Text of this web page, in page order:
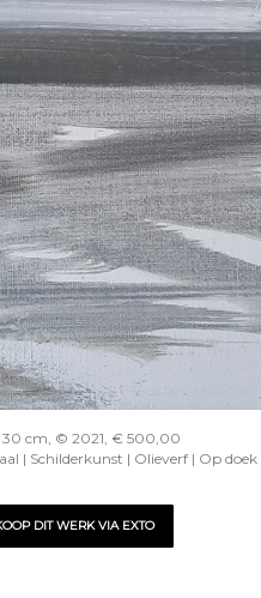
30 cm, © 2021, € 500,00
| Schilderkunst | Olieverf | Op doek
DIT WERK VIA EXTO